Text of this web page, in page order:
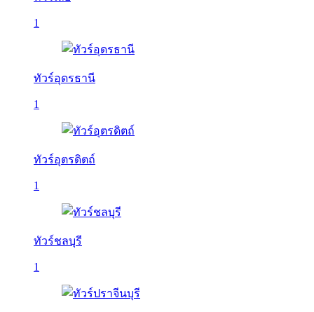
1
ทัวร์อุดรธานี
1
ทัวร์อุตรดิตถ์
1
ทัวร์ชลบุรี
1